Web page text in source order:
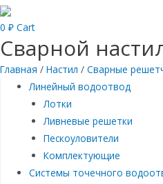
0 ₽ Cart
Сварной
Главная / Настил / Сварные
Линейный водоотвод
Лотки
Ливневые решетки
Пескоуловители
Комплектующие
Системы точечного